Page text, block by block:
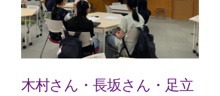
木村さん・長坂さん・足立